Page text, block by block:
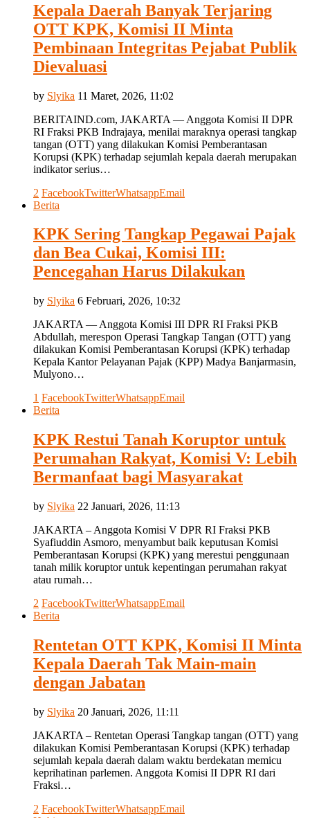
Kepala Daerah Banyak Terjaring
OTT KPK, Komisi II Minta
Pembinaan Integritas Pejabat Publik
Dievaluasi
by Slyika 11 Maret, 2026, 11:02
BERITAIND.com, JAKARTA — Anggota Komisi II DPR
RI Fraksi PKB Indrajaya, menilai maraknya operasi tangkap
tangan (OTT) yang dilakukan Komisi Pemberantasan
Korupsi (KPK) terhadap sejumlah kepala daerah merupakan
indikator serius…
2 FacebookTwitterWhatsappEmail
Berita
KPK Sering Tangkap Pegawai Pajak
dan Bea Cukai, Komisi III:
Pencegahan Harus Dilakukan
by Slyika 6 Februari, 2026, 10:32
JAKARTA — Anggota Komisi III DPR RI Fraksi PKB
Abdullah, merespon Operasi Tangkap Tangan (OTT) yang
dilakukan Komisi Pemberantasan Korupsi (KPK) terhadap
Kepala Kantor Pelayanan Pajak (KPP) Madya Banjarmasin,
Mulyono…
1 FacebookTwitterWhatsappEmail
Berita
KPK Restui Tanah Koruptor untuk
Perumahan Rakyat, Komisi V: Lebih
Bermanfaat bagi Masyarakat
by Slyika 22 Januari, 2026, 11:13
JAKARTA – Anggota Komisi V DPR RI Fraksi PKB
Syafiuddin Asmoro, menyambut baik keputusan Komisi
Pemberantasan Korupsi (KPK) yang merestui penggunaan
tanah milik koruptor untuk kepentingan perumahan rakyat
atau rumah…
2 FacebookTwitterWhatsappEmail
Berita
Rentetan OTT KPK, Komisi II Minta
Kepala Daerah Tak Main-main
dengan Jabatan
by Slyika 20 Januari, 2026, 11:11
JAKARTA – Rentetan Operasi Tangkap tangan (OTT) yang
dilakukan Komisi Pemberantasan Korupsi (KPK) terhadap
sejumlah kepala daerah dalam waktu berdekatan memicu
keprihatinan parlemen. Anggota Komisi II DPR RI dari
Fraksi…
2 FacebookTwitterWhatsappEmail